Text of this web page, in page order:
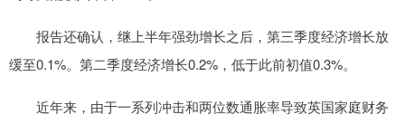
报告还确认，继上半年强劲增长之后，第三季度经济增长放
缓至0.1%。第二季度经济增长0.2%，低于此前初值0.3%。
近年来，由于一系列冲击和两位数通胀率导致英国家庭财务